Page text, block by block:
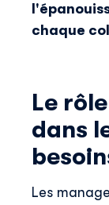
chaque
Le
dans
Les